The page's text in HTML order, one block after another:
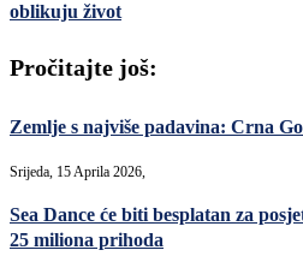
oblikuju život
Pročitajte još:
Zemlje s najviše padavina: Crna
Srijeda, 15 Aprila 2026,
Sea Dance će biti besplatan za
25 miliona prihoda